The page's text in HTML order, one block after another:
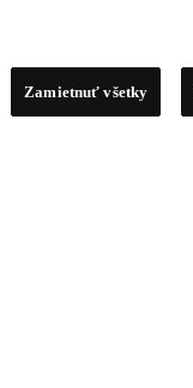
Zamietnuť všetky